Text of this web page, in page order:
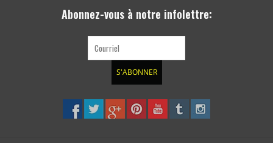
poids: 11,9 kgAbonnez-vous à notre infolettre:
S'ABONNER